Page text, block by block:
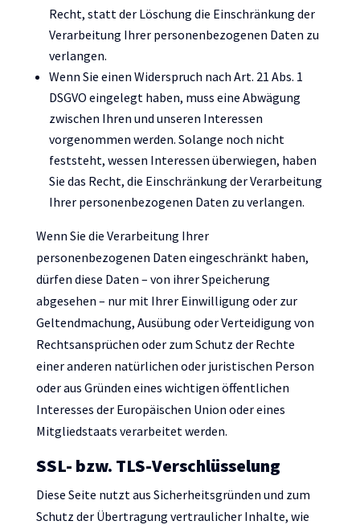
Recht, statt der Löschung die Einschränkung der
Verarbeitung Ihrer personenbezogenen Daten zu
verlangen.
Wenn Sie einen Widerspruch nach Art. 21 Abs. 1
DSGVO eingelegt haben, muss eine Abwägung
zwischen Ihren und unseren Interessen
vorgenommen werden. Solange noch nicht
feststeht, wessen Interessen überwiegen, haben
Sie das Recht, die Einschränkung der Verarbeitung
Ihrer personenbezogenen Daten zu verlangen.
Wenn Sie die Verarbeitung Ihrer
personenbezogenen Daten eingeschränkt haben,
dürfen diese Daten – von ihrer Speicherung
abgesehen – nur mit Ihrer Einwilligung oder zur
Geltendmachung, Ausübung oder Verteidigung von
Rechtsansprüchen oder zum Schutz der Rechte
einer anderen natürlichen oder juristischen Person
oder aus Gründen eines wichtigen öffentlichen
Interesses der Europäischen Union oder eines
Mitgliedstaats verarbeitet werden.
SSL- bzw. TLS-Verschlüsselung
Diese Seite nutzt aus Sicherheitsgründen und zum
Schutz der Übertragung vertraulicher Inhalte, wie